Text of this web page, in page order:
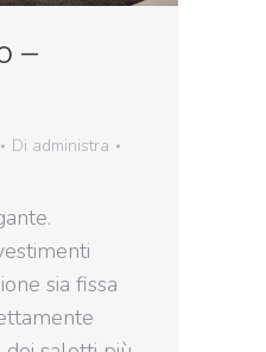
–
Di administra
sia fissa